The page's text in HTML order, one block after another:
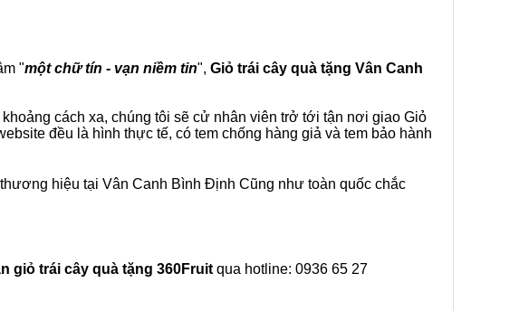
"một chữ tín - vạn niềm tin", Giỏ trái cây quà tặng Vân Canh
cách xa, chúng tôi sẽ cử nhân viên trở tới tận nơi giao Giỏ
đều là hình thực tế, có tem chống hàng giả và tem bảo hành
hiệu tại Vân Canh Bình Định Cũng như toàn quốc chắc
giỏ trái cây quà tặng 360Fruit qua hotline: 0936 65 27